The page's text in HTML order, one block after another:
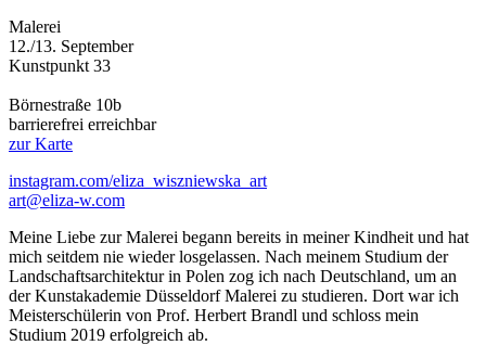
Malerei
12./13. September
Kunstpunkt 33
Börnestraße 10b
barrierefrei erreichbar
zur Karte
instagram.com/eliza_wiszniewska_art
art@eliza-w.com
Meine Liebe zur Malerei begann bereits in meiner Kindheit und hat
mich seitdem nie wieder losgelassen. Nach meinem Studium der
Landschaftsarchitektur in Polen zog ich nach Deutschland, um an
der Kunstakademie Düsseldorf Malerei zu studieren. Dort war ich
Meisterschülerin von Prof. Herbert Brandl und schloss mein
Studium 2019 erfolgreich ab.